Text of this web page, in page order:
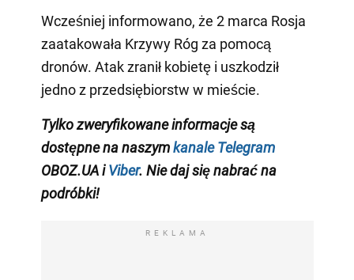
Wcześniej informowano, że 2 marca Rosja
zaatakowała Krzywy Róg za pomocą
dronów. Atak zranił kobietę i uszkodził
jedno z przedsiębiorstw w mieście.
Tylko zweryfikowane informacje są
dostępne na naszymkanale Telegram
OBOZ.UA iViber. Nie daj się nabrać na
podróbki!
REKLAMA